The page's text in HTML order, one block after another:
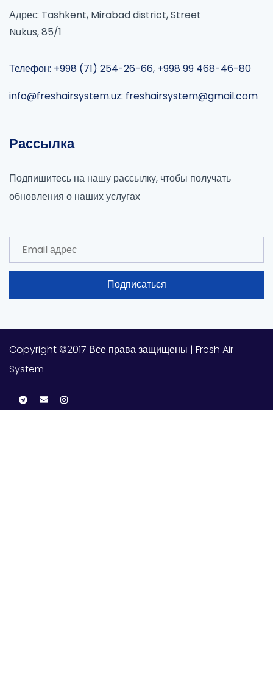
Адрес: Tashkent, Mirabad district, Street
Nukus, 85/1
Телефон: +998 (71) 254-26-66, +998 99 468-46-80
info@freshairsystem.uz: freshairsystem@gmail.com
Рассылка
Подпишитесь на нашу рассылку, чтобы получать
обновления о наших услугах
Подписаться
Copyright ©2017 Все права защищены | Fresh Air
System